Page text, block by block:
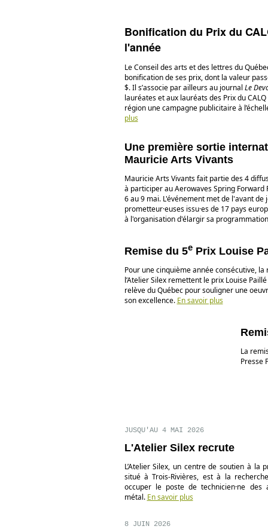
Bonification du Prix du
l'année
Le Conseil des arts et des lettres du
bonification de ses prix, dont la valeur
$. Il s’associe par ailleurs au journal Le
lauréates et aux lauréats des Prix du
région une campagne publicitaire à
plus
Une première sortie
Mauricie Arts Vivants
Mauricie Arts Vivants fait partie des 4
à participer au Aerowaves Spring Forward
6 au 9 mai. L'événement met de l'avant de
prometteur·euses issu·es de 17 pays
à l'organisation d'élargir sa
Remise du 5ePrix Louise
Pour une cinquième année consécutive, la
l’Atelier Silex remettent le prix Louise
relève du Québec pour souligner une
son excellence. En savoir plus
La
Presse
JUSQU'AU 4 MAI 2026
L'Atelier Silex recrute
L’Atelier Silex, un centre de soutien à la
situé à Trois-Rivières, est à la
occuper le poste de technicien·ne
métal. En savoir plus
8 JUIN 2026